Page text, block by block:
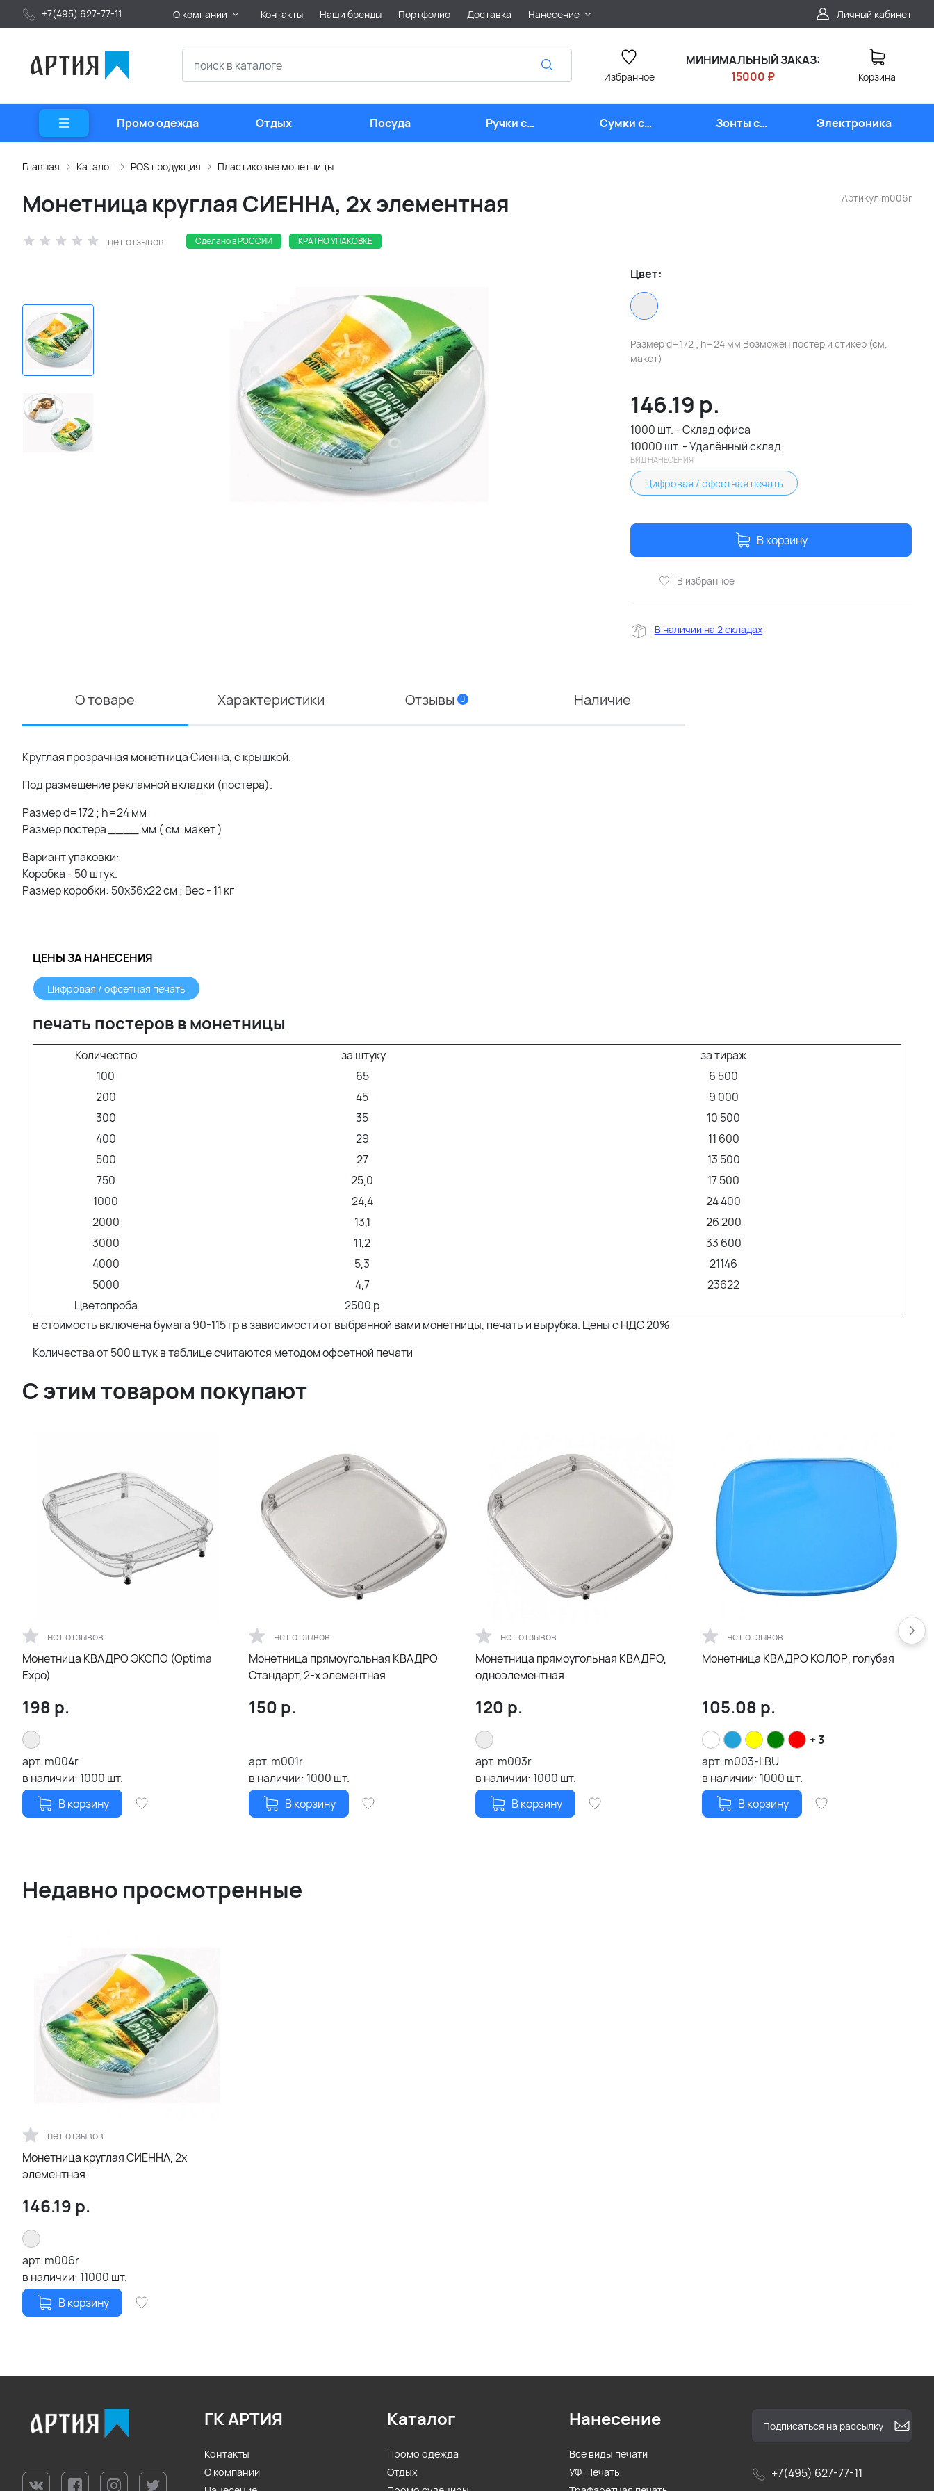
+7(495) 627-77-11 О компании Контакты Наши бренды Портфолио Доставка Нанесение Личный кабинет
Избранное
МИНИМАЛЬНЫЙ ЗАКАЗ:
15000 ₽
Корзина
Промо одежда Отдых Посуда
Ручки с
логотипом
Сумки с
логотипом
Зонты с
логотипом
Электроника
Главная Каталог POS продукция Пластиковые монетницы
Артикул m006r
Монетница круглая СИЕННА, 2х элементная
нет отзывов Сделано в РОССИИ КРАТНО УПАКОВКЕ
Цвет:
Размер d=172 ; h=24 мм Возможен постер и стикер (см.
макет)
146.19 р.
1000 шт. - Склад офиса
10000 шт. - Удалённый склад
ВИД НАНЕСЕНИЯ
Цифровая / офсетная печать
В корзину
В избранное
В наличии на 2 складах
О товаре Характеристики Отзывы 0 Наличие
Круглая прозрачная монетница Сиенна, с крышкой.
Под размещение рекламной вкладки (постера).
Размер d=172 ; h=24 мм
Размер постера ____ мм ( см. макет )
Вариант упаковки:
Коробка - 50 штук.
Размер коробки: 50x36x22 см ; Вес - 11 кг
ЦЕНЫ ЗА НАНЕСЕНИЯ
Цифровая / офсетная печать
печать постеров в монетницы
Количество за штуку
за тираж
100
65
6 500
200
45
9 000
300
35
10 500
400
29
11 600
500
27
13 500
750
25,0
17 500
1000
24,4
24 400
2000
13,1
26 200
3000
11,2
33 600
4000
5,3
21146
5000
4,7
23622
Цветопроба
2500 р
в стоимость включена бумага 90-115 гр в зависимости от выбранной вами монетницы, печать и вырубка. Цены с НДС 20%
Количества от 500 штук в таблице считаются методом офсетной печати
С этим товаром покупают
нет отзывов
Монетница КВАДРО ЭКСПО (Optima
Expo)
198 р.
арт. m004r
в наличии: 1000 шт.
В корзину
нет отзывов
Монетница прямоугольная КВАДРО
Стандарт, 2-х элементная
150 р.
арт. m001r
в наличии: 1000 шт.
В корзину
нет отзывов
Монетница прямоугольная КВАДРО,
одноэлементная
120 р.
арт. m003r
в наличии: 1000 шт.
В корзину
нет отзывов
Монетница КВАДРО КОЛОР, голубая
105.08 р.
+ 3
арт. m003-LBU
в наличии: 1000 шт.
В корзину
Недавно просмотренные
нет отзывов
Монетница круглая СИЕННА, 2х
элементная
146.19 р.
арт. m006r
в наличии: 11000 шт.
В корзину
+7(495) 627-77-11
ГК АРТИЯ
Контакты
О компании
Каталог
Промо одежда
Отдых
Нанесение
Все виды печати
УФ-Печать